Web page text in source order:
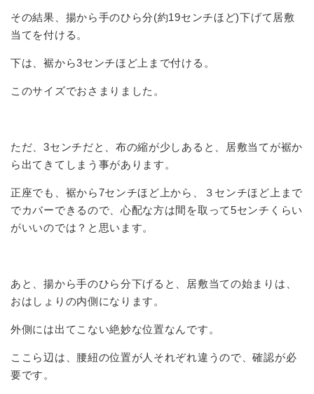
その結果、揚から手のひら分(約19センチほど)下げて居敷
当てを付ける。
下は、裾から3センチほど上まで付ける。
このサイズでおさまりました。
ただ、3センチだと、布の縮が少しあると、居敷当てが裾か
ら出てきてしまう事があります。
正座でも、裾から7センチほど上から、３センチほど上まで
でカバーできるので、心配な方は間を取って5センチくらい
がいいのでは？と思います。
あと、揚から手のひら分下げると、居敷当ての始まりは、
おはしょりの内側になります。
外側には出てこない絶妙な位置なんです。
ここら辺は、腰紐の位置が人それぞれ違うので、確認が必
要です。